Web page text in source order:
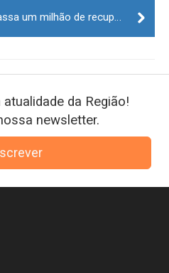
Covid-19: Portugal ultrapassa um milhão de recuperados
da Região!
newsletter.